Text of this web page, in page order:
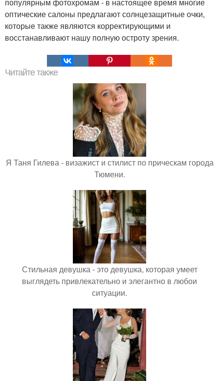
оптические салоны предлагают солнцезащитные очки,
которые также являются корректирующими и
восстанавливают нашу полную остроту зрения.
Читайте также
Я Таня Гилева - визажист и стилист по прическам города
Тюмени.
Стильная девушка - это девушка, которая умеет
выглядеть привлекательно и элегантно в любои
ситуации.